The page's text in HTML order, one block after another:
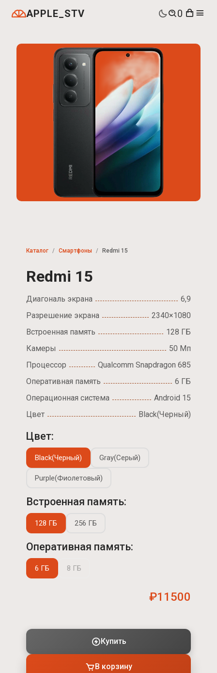
APPLE_STV 0
Каталог Смартфоны Redmi 15
Redmi 15
Диагональ экрана
6,9
Разрешение экрана
2340×1080
Встроенная память
128 ГБ
Камеры
50 Мп
Процессор
Qualcomm Snapdragon 685
Оперативная память
6 ГБ
Операционная система
Android 15
Цвет
Black(Черный)
Цвет:
Black(Черный) Gray(Серый)
Purple(Фиолетовый)
Встроенная память:
128 ГБ 256 ГБ
Оперативная память:
6 ГБ 8 ГБ
₽11500
Купить
В корзину